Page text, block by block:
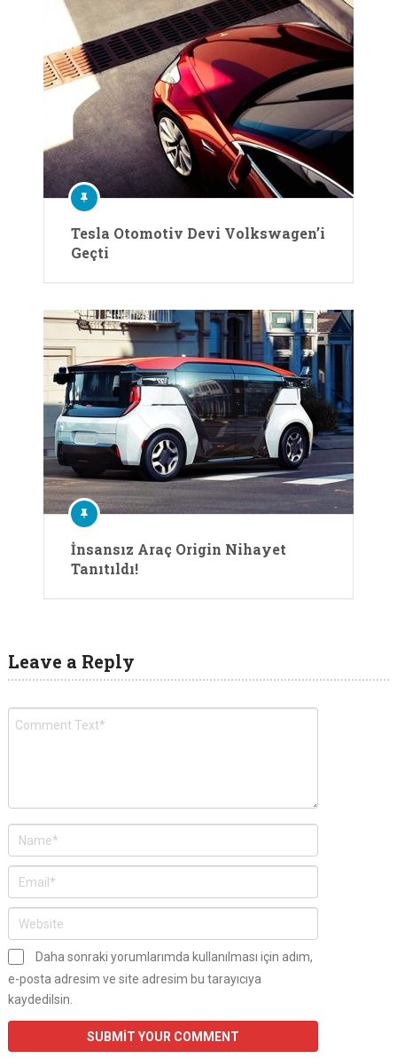
Tesla Otomotiv Devi Volkswagen’i
Geçti
İnsansız Araç Origin Nihayet
Tanıtıldı!
Leave a Reply
Daha sonraki yorumlarımda kullanılması için adım,
e-posta adresim ve site adresim bu tarayıcıya
kaydedilsin.